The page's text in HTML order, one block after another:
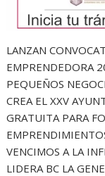
LANZAN
EMPRENDEDORA
PEQUEÑOS
CREA EL XXV
GRATUITA PARA
VENCIMOS A LA
LIDERA BC LA